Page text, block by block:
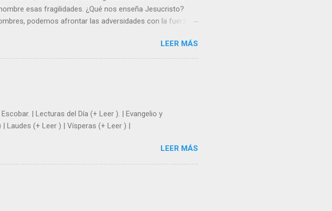
esas fragilidades. ¿Qué nos enseña Jesucristo?
podemos afrontar las adversidades con la fuerza y
por nosotros. “ Señor, soy un árbol sin frutos,
ramas y hojas den sombra en los días del sol abrasador
con la gracia de Dios? Julián Escobar. | Lecturas
LEER MÁS
| Lecturas del Día (+ Leer ). | Evangelio y
Laudes (+ Leer ) | Vísperas (+ Leer ) |
LEER MÁS